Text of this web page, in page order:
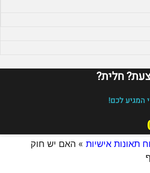
חלית?​
המגיע לכם!
תאונות אישיות » האם יש חוק